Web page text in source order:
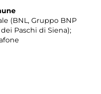
(BNL, Gruppo BNP
Paschi di Siena);